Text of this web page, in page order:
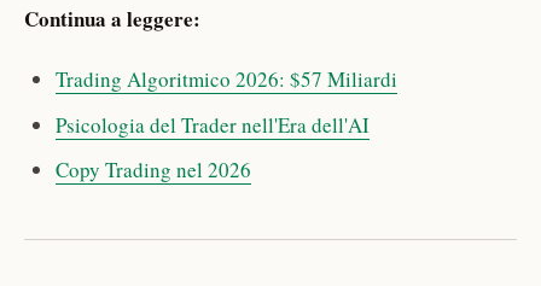
Continua a leggere:
Trading Algoritmico 2026: $57 Miliardi
Psicologia del Trader nell'Era dell'AI
Copy Trading nel 2026